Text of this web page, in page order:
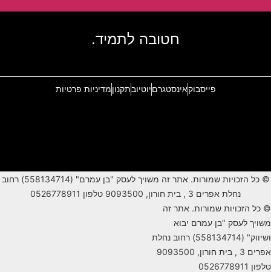
חטובה לתמיד.
פייסבוקאינסטגרםיוטיובתקנוןמדיניות פרטיות
© כל הזכויות שמורות. אתר זה משויך לעסק "בן עמרם" (558134714) רחוב
נחלת אפרים 3 , בית חורון, 9093500 טלפון 0526778911
© כל הזכויות שמורות. אתר זה
משויך לעסק "בן עמרם יבוא
ושיווק" (558134714) רחוב נחלת
אפרים 3 , בית חורון, 9093500
טלפון 0526778911